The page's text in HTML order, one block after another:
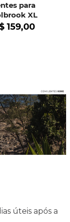
para
XL
159,00
úteis após a